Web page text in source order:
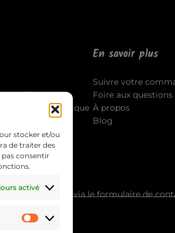
stocker et/ou
de traiter des
pas consentir
activé
d’affiliation
de la boutique
En savoir plus
Suivre votre
Foire aux questions
À propos
Blog
Service Client via le formulaire de